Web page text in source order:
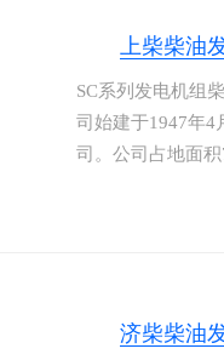
上柴柴油
SC系列发电机组
司始建于1947年4
司。公司占地面
济柴柴油